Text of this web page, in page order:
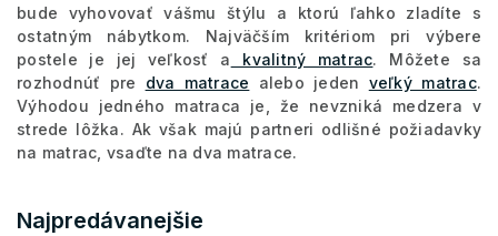
bude vyhovovať vášmu štýlu a ktorú ľahko zladíte s
ostatným nábytkom. Najväčším kritériom pri výbere
postele je jej veľkosť a kvalitný matrac. Môžete sa
rozhodnúť pre dva matrace alebo jeden veľký matrac.
Výhodou jedného matraca je, že nevzniká medzera v
strede lôžka. Ak však majú partneri odlišné požiadavky
na matrac, vsaďte na dva matrace.
Najpredávanejšie